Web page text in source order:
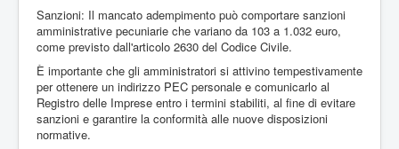
Sanzioni: Il mancato adempimento può comportare sanzioni
amministrative pecuniarie che variano da 103 a 1.032 euro,
come previsto dall'articolo 2630 del Codice Civile.
È importante che gli amministratori si attivino tempestivamente
per ottenere un indirizzo PEC personale e comunicarlo al
Registro delle Imprese entro i termini stabiliti, al fine di evitare
sanzioni e garantire la conformità alle nuove disposizioni
normative.